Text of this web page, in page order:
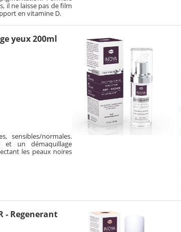
il ne laisse pas de film
en vitamine D.
yeux 200ml
sensibles/normales.
et un démaquillage
les peaux noires
- Regenerant